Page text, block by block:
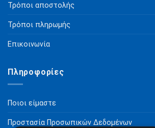
Τρόποι αποστολής
Τρόποι πληρωμής
Επικοινωνία
Πληροφορίες
Ποιοι είμαστε
Προστασία Προσωπικών Δεδομένων